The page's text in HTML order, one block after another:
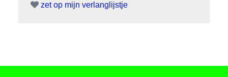
zet op mijn verlanglijstje